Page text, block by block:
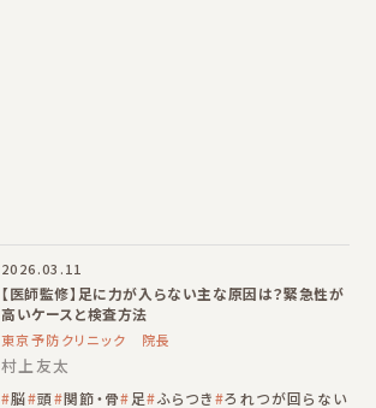
2026.03.11
【医師監修】足に力が入らない主な原因は？緊急性が
高いケースと検査方法
東京予防クリニック 院長
村上友太
脳 頭 関節・骨 足 ふらつき ろれつが回らない